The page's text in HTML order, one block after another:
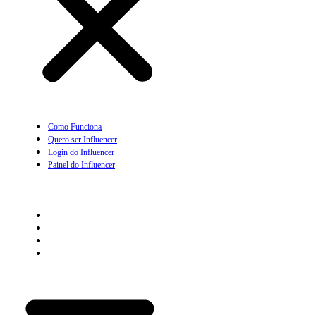
Como Funciona
Quero ser Influencer
Login do Influencer
Painel do Influencer